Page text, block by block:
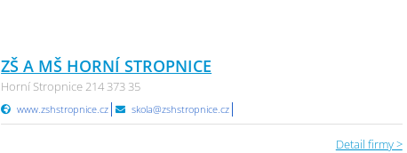
ZŠ A MŠ HORNÍ STROPNICE
Horní Stropnice 214 373 35
www.zshstropnice.cz skola@zshstropnice.cz
Detail firmy >